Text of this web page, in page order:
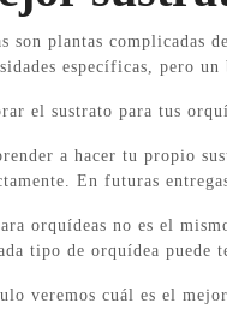
son plantas complicadas
específicas, pero
el sustrato para tus
a hacer tu propio
En futuras
orquídeas no es el
tipo de orquídea puede
veremos cuál es el